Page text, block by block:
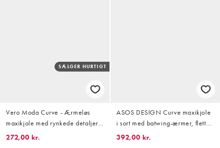
SÆLGER HURTIGT
Vero Moda Curve - Ærmeløs
maxikjole med rynkede detaljer
og stort blomstermønster
272,00 kr.
ASOS DESIGN Curve maxikjole
i sort med batwing-ærmer, flettet
detalje, rynket talje og plissé
392,00 kr.